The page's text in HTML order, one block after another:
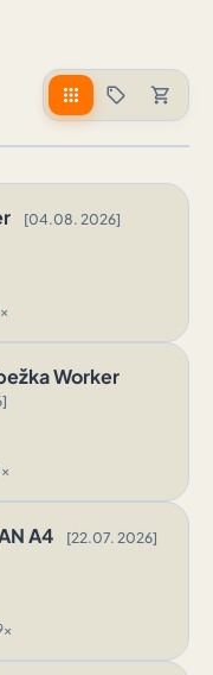
apps sell shopping_cart
[04.08. 2026]
Worker
A4 [22.07. 2026]